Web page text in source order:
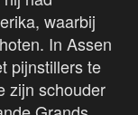
waarbij
In Assen
pijnstillers te
zijn schouder